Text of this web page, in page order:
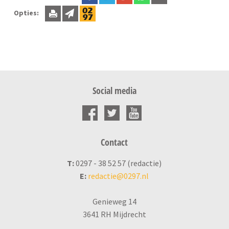
Opties:
Social media
Contact
T:0297 - 38 52 57 (redactie)
E: redactie@0297.nl
Genieweg 14
3641 RH Mijdrecht